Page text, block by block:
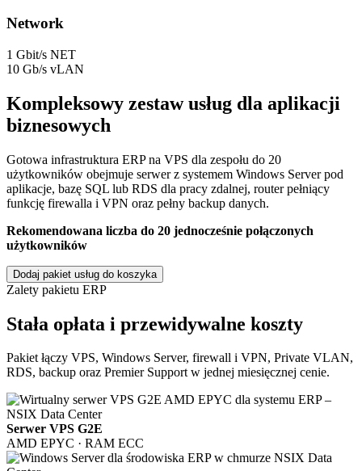
Network
1 Gbit/s NET
10 Gb/s vLAN
Kompleksowy zestaw usług dla aplikacji
biznesowych
Gotowa infrastruktura ERP na VPS dla zespołu do 20
użytkowników obejmuje serwer z systemem Windows Server pod
aplikacje, bazę SQL lub RDS dla pracy zdalnej, router pełniący
funkcję firewalla i VPN oraz pełny backup danych.
Rekomendowana liczba do 20 jednocześnie połączonych
użytkowników
Dodaj pakiet usług do koszyka
Zalety pakietu ERP
Stała opłata i przewidywalne koszty
Pakiet łączy VPS, Windows Server, firewall i VPN, Private VLAN,
RDS, backup oraz Premier Support w jednej miesięcznej cenie.
Serwer VPS G2E
AMD EPYC · RAM ECC